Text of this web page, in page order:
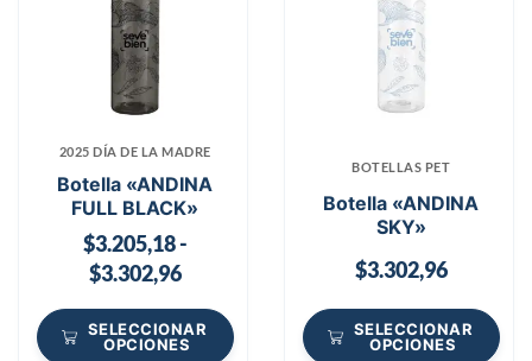
2025 DÍA DE LA MADRE
Botella «ANDINA
FULL BLACK»
$3.205,18-
$3.302,96
SELECCIONAR
OPCIONES
BOTELLAS PET
Botella «ANDINA
SKY»
$3.302,96
SELECCIONAR
OPCIONES